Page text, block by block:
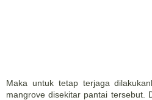
Maka untuk tetap terjaga
mangrove disekitar pantai tersebut.